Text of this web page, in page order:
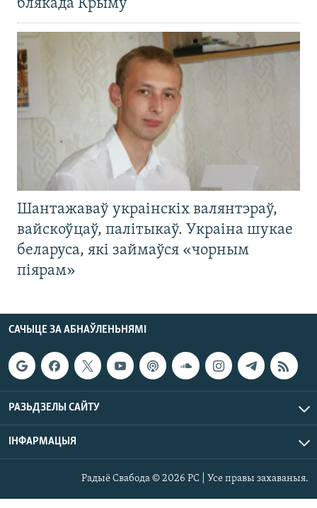
блякада Крыму
Шантажаваў украінскіх валянтэраў,
вайскоўцаў, палітыкаў. Украіна шукае
беларуса, які займаўся «чорным
піярам»
САЧЫЦЕ ЗА АБНАЎЛЕНЬНЯМІ
РАЗЬДЗЕЛЫ САЙТУ
ІНФАРМАЦЫЯ
Радыё Свабода © 2026 РС | Усе правы захаваныя.